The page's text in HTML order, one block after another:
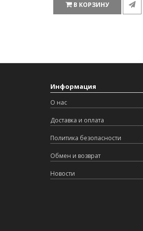
В КОРЗИНУ
Информация
О нас
Доставка и оплата
Политика безопасности
Обмен и возврат
Новости